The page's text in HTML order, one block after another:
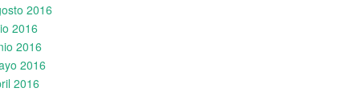
2016
2016
2016
2016
2016